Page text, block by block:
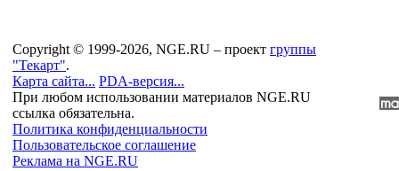
Copyright © 1999-2026, NGE.RU – проект группы
"Текарт".
Карта сайта... PDA-версия...
При любом использовании материалов NGE.RU
ссылка обязательна.
Политика конфиденциальности
Пользовательское соглашение
Реклама на NGE.RU